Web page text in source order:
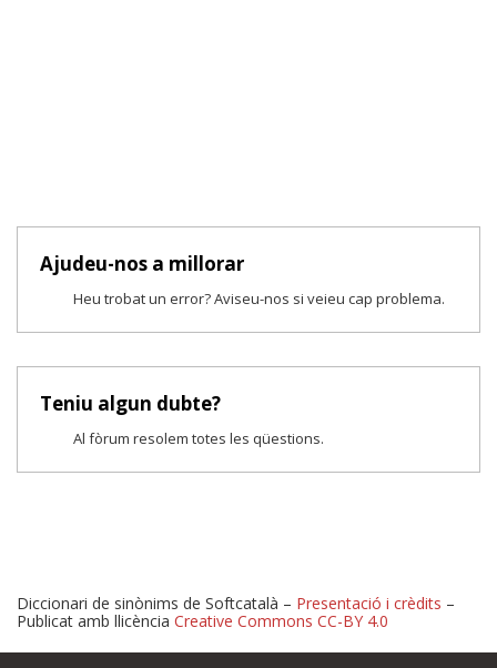
Ajudeu-nos a millorar
Heu trobat un error? Aviseu-nos si veieu cap problema.
Teniu algun dubte?
Al fòrum resolem totes les qüestions.
Diccionari de sinònims de Softcatalà – Presentació i crèdits –
Publicat amb llicència Creative Commons CC-BY 4.0